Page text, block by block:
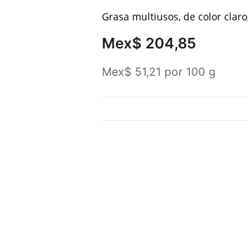
Grasa multiusos, de color
Mex$ 204,85
Mex$ 51,21 por 100 g